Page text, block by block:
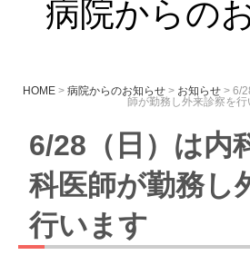
病院からの
HOME> 病院からのお知らせ> お知らせ> 6/
師が勤務し外来診察を行
6/28（日）は内
科医師が勤務し
行います